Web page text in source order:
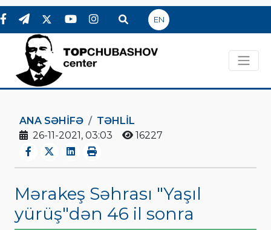
EN
ANA SƏHIFƏ
TƏHLİL
26-11-2021, 03:03
16227
Mərakeş Səhrası "Yaşıl
yürüş"dən 46 il sonra